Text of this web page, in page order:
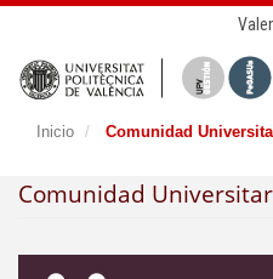
Inicio Comunidad
Comunidad